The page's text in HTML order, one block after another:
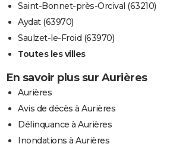
Saint-Bonnet-près-Orcival (63210)
Aydat (63970)
Saulzet-le-Froid (63970)
Toutes les villes
En savoir plus sur Aurières
Aurières
Avis de décès à Aurières
Délinquance à Aurières
Inondations à Aurières